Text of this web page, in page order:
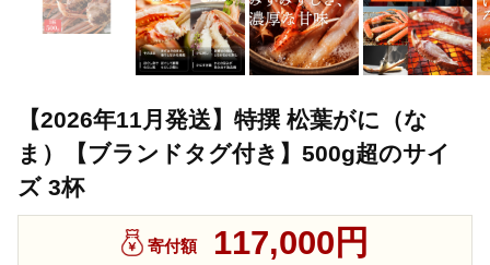
【2026年11月発送】特撰 松葉がに（な
ま）【ブランドタグ付き】500g超のサイ
ズ 3杯
寄付額 117,000円